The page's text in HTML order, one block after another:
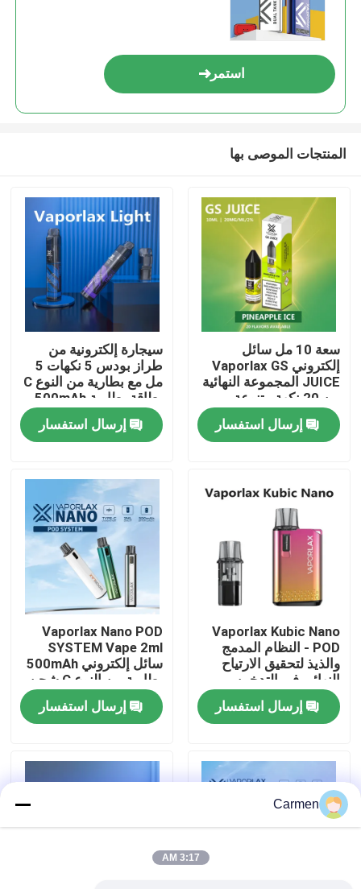
منزل
أشرطة فيديو
حول بنا
جولة في المعمل
ضبط الجودة
اتصل بنا
طلب اقتباس
فوزول فايب
استمر
المنتجات الموصى بها
سعة 10 مل سائل
إلكتروني Vaporlax GS
JUICE المجموعة النهائية
من 20 نكهة متنوعة
لتجربة التدخين الغنية
إرسال استفسار
سيجارة إلكترونية من
طراز بودس 5 نكهات 5
مل مع بطارية من النوع C
بطاقة بطارية 500mAh
إرسال استفسار
Vaporlax Kubic Nano
POD - النظام المدمج
والذيذ لتحقيق الارتياح
النهائي في التدخين
إرسال استفسار
Vaporlax Nano POD
SYSTEM Vape 2ml
سائل إلكتروني 500mAh
بطارية من النوع C شحن
0.8Ω تقنية الملف
الشبكيإرسال استفسار
Carmen
3:17 AM